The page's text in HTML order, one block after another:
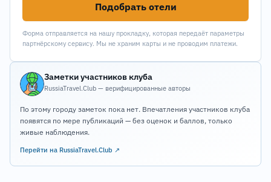
Подобрать отели
Форма отправляется на нашу прокладку, которая передаёт параметры
партнёрскому сервису. Мы не храним карты и не проводим платежи.
Заметки участников клуба
RussiaTravel.Club — верифицированные авторы
По этому городу заметок пока нет. Впечатления участников клуба
появятся по мере публикаций — без оценок и баллов, только
живые наблюдения.
Перейти на RussiaTravel.Club ↗